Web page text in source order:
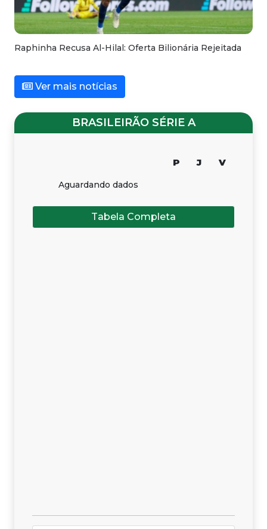
Raphinha Recusa Al-Hilal: Oferta Bilionária Rejeitada
Ver mais notícias
BRASILEIRÃO SÉRIE A
P J V
Aguardando dados
Tabela Completa